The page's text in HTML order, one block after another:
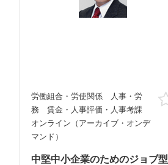
労働組合・労使関係 人事・労
務 賃金・人事評価・人事考課
オンライン（アーカイブ・オンデ
マンド）
中堅中小企業のためのジョブ型